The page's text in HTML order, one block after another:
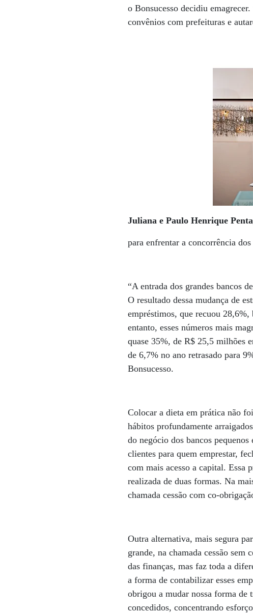
o Bonsucesso decidiu
convênios com prefeituras e
Juliana e Paulo Henrique
para enfrentar a concorrência
“A entrada dos grandes bancos
O resultado dessa mudança de
empréstimos, que recuou
entanto, esses números mais
quase 35%, de R$ 25,5 milhões
de 6,7% no ano retrasado para
Bonsucesso.
Colocar a dieta em prática não
hábitos profundamente
do negócio dos bancos
clientes para quem emprestar,
com mais acesso a capital. Essa
realizada de duas formas. Na
chamada cessão com co-
Outra alternativa, mais segura
grande, na chamada cessão sem
das finanças, mas faz toda a
a forma de contabilizar esses
obrigou a mudar nossa forma
concedidos, concentrando